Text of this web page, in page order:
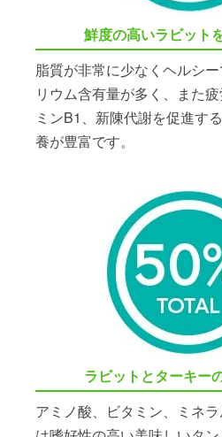
鮮度の高いラビット
脂質が非常に少なくヘルシ
リウム含有量が多く、また
ミンB1、新陳代謝を促進す
養が豊富です。
ラビットとターキー
アミノ酸、ビタミン、ミネ